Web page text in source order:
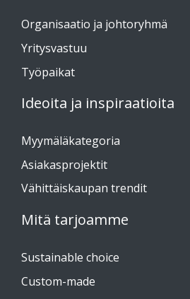
Organisaatio ja johtoryhmä
Yritysvastuu
Työpaikat
Ideoita ja inspiraatioita
Myymäläkategoria
Asiakasprojektit
Vähittäiskaupan trendit
Mitä tarjoamme
Sustainable choice
Custom-made